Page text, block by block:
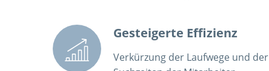
Gesteigerte Effizienz
Verkürzung der Laufwege und der